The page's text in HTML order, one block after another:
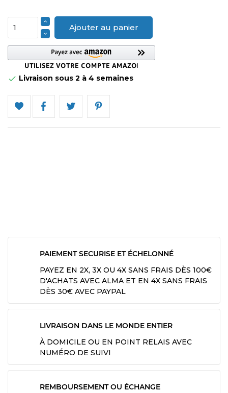
Ajouter au panier
 Livraison sous 2 à 4 semaines
PAIEMENT SECURISE ET ÉCHELONNÉ
PAYEZ EN 2X, 3X OU 4X SANS FRAIS DÈS 100€
D'ACHATS AVEC ALMA ET EN 4X SANS FRAIS
DÈS 30€ AVEC PAYPAL
LIVRAISON DANS LE MONDE ENTIER
À DOMICILE OU EN POINT RELAIS AVEC
NUMÉRO DE SUIVI
REMBOURSEMENT OU ÉCHANGE